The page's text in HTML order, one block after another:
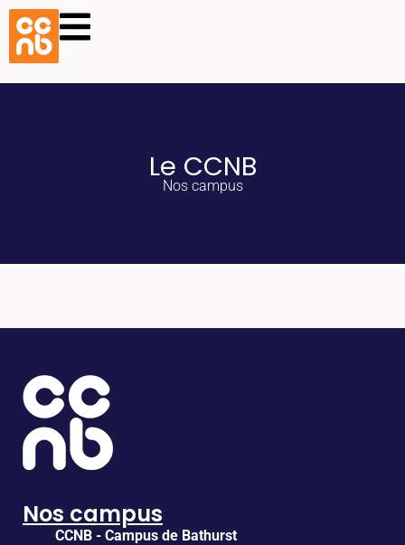
Le CCNB
Nos campus
Nos campus
CCNB - Campus de Bathurst